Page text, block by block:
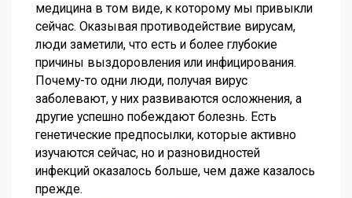
медицина в том виде, к которому мы привыкли
сейчас. Оказывая противодействие вирусам,
люди заметили, что есть и более глубокие
причины выздоровления или инфицирования.
Почему-то одни люди, получая вирус
заболевают, у них развиваются осложнения, а
другие успешно побеждают болезнь. Есть
генетические предпосылки, которые активно
изучаются сейчас, но и разновидностей
инфекций оказалось больше, чем даже казалось
прежде.